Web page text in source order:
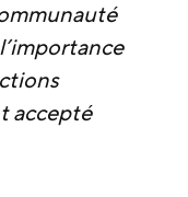
accepté